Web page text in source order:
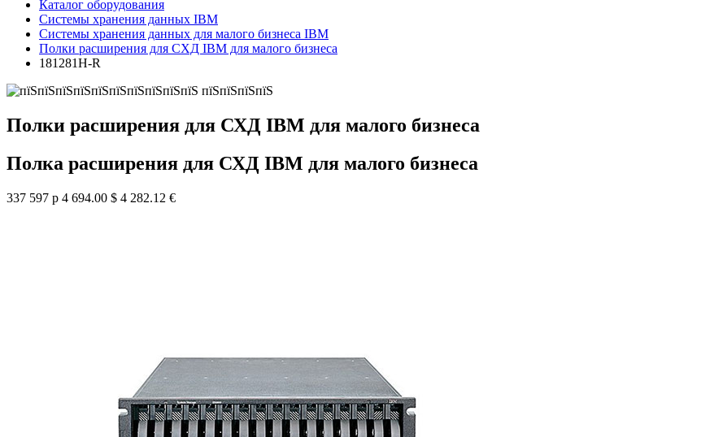
Каталог оборудования
Системы хранения данных IBM
Системы хранения данных для малого бизнеса IBM
Полки расширения для СХД IBM для малого бизнеса
181281H-R
Полки расширения для СХД IBM для малого бизнеса
Полка расширения для СХД IBM для малого бизнеса
337 597 р 4 694.00 $ 4 282.12 €